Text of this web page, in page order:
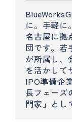
に。手軽に
名古屋に拠
団です。若
が所属し、
を活かして
IPO準備企
長フェーズ
門家」とし